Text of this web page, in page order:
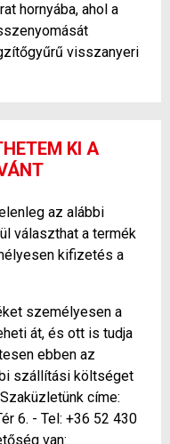
hornyába, ahol a
visszanyeri
KI A
az alábbi
választhat a termék
kifizetés a
személyesen a
át, és ott is tudja
ebben az
szállítási költséget
címe:
6. - Tel: +36 52 430
van: